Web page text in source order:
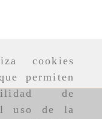
cookies
permiten
de
uso de la